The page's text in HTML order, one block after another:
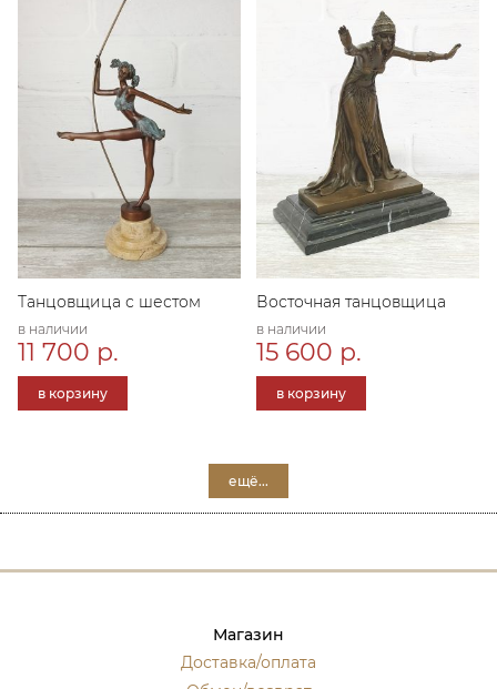
Танцовщица с шестом
в наличии
11 700 р.
в корзину
Восточная танцовщица
в наличии
15 600 р.
в корзину
ещё...
Магазин
Доставка/оплата